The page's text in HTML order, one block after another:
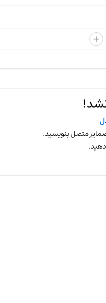
+
متصل بنویسید.